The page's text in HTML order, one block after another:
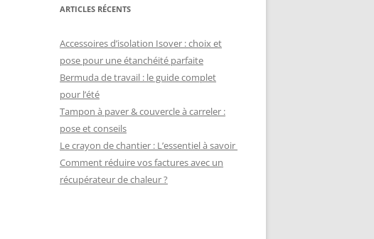
ARTICLES RÉCENTS
Accessoires d’isolation Isover : choix et
pose pour une étanchéité parfaite
Bermuda de travail : le guide complet
pour l’été
Tampon à paver & couvercle à carreler :
pose et conseils
Le crayon de chantier : L’essentiel à savoir
Comment réduire vos factures avec un
récupérateur de chaleur ?